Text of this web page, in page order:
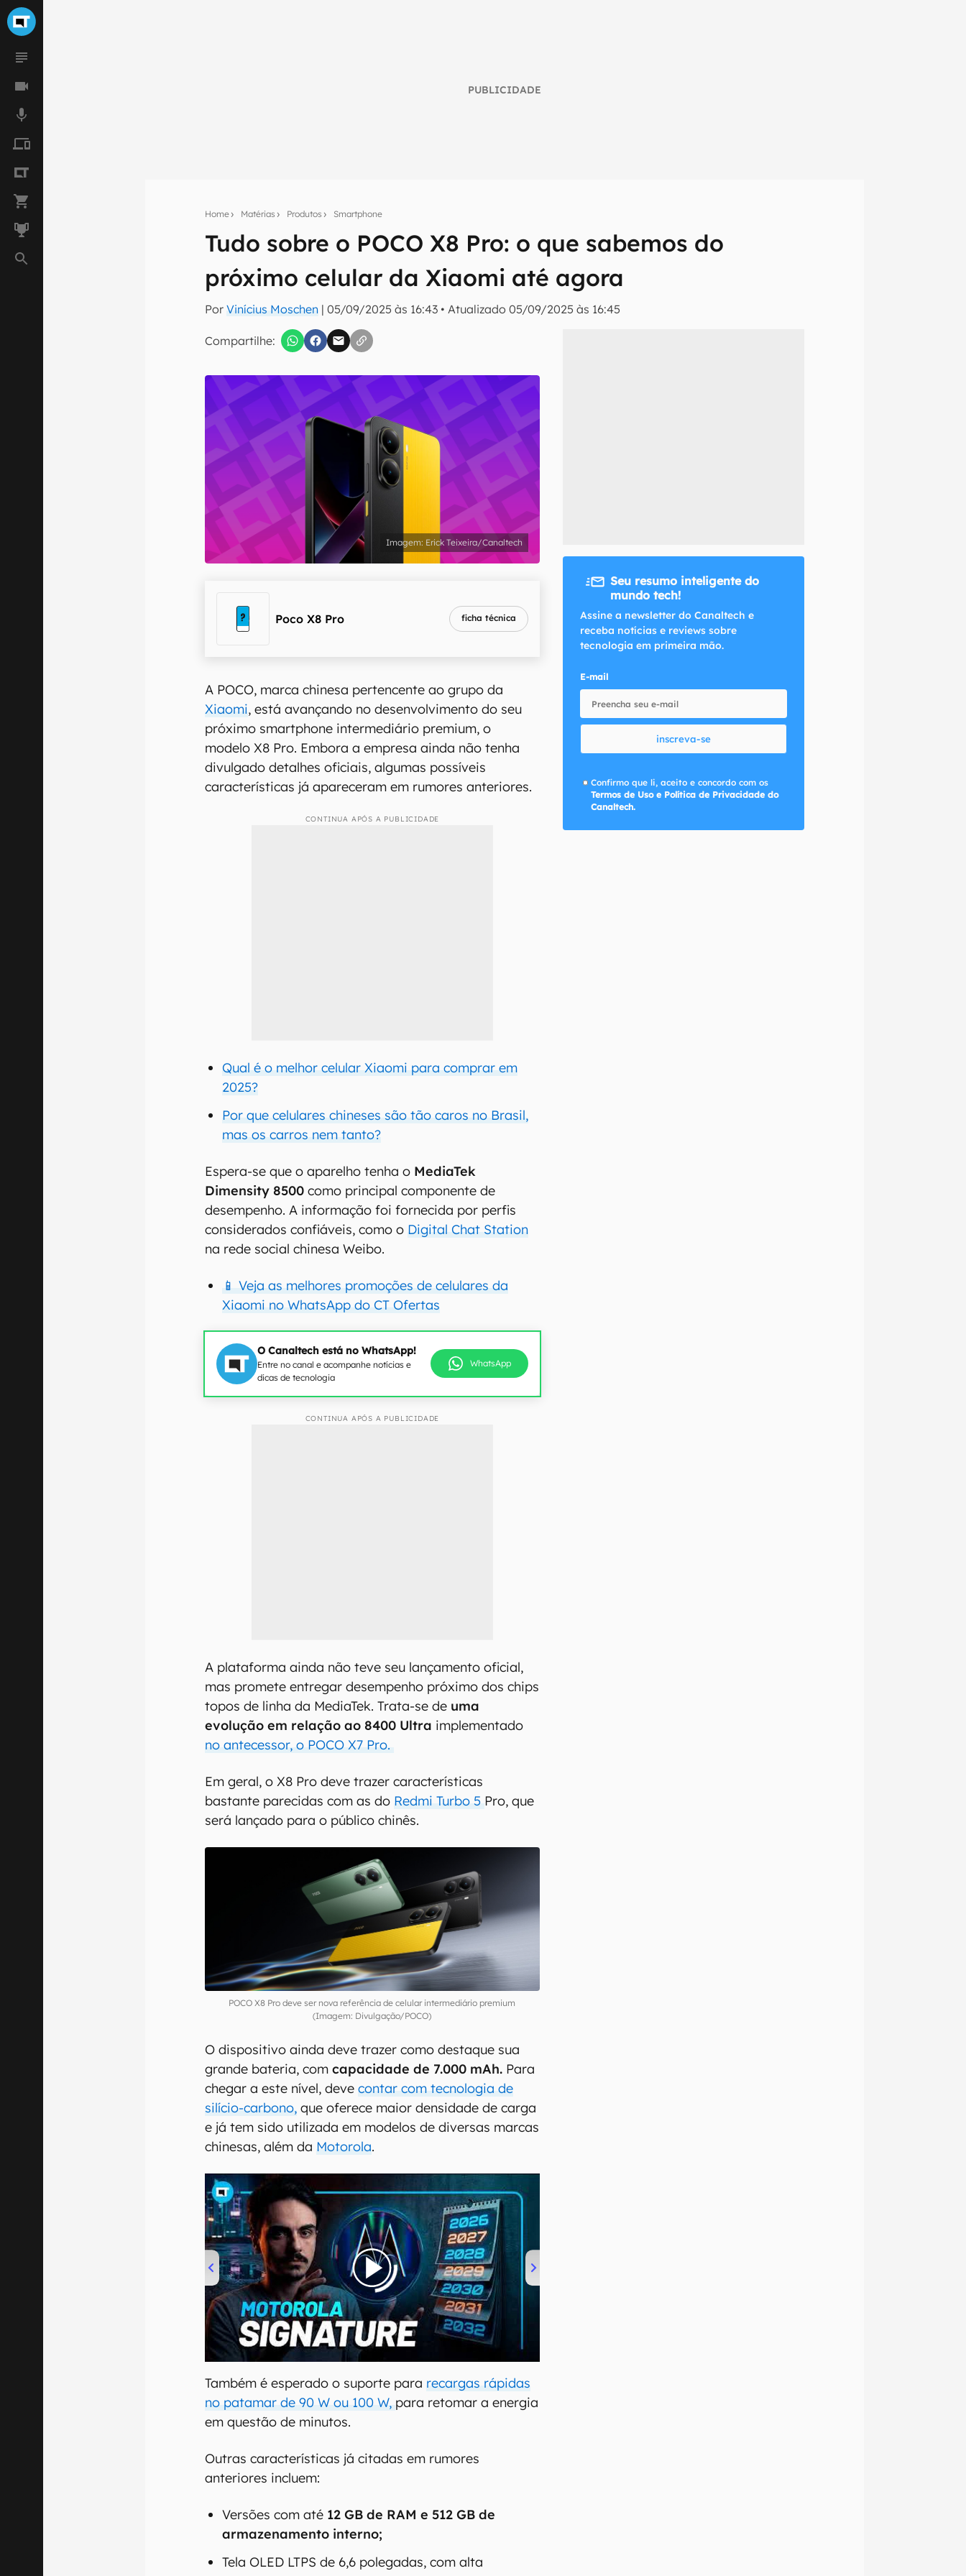
PUBLICIDADE
Home Matérias Produtos Smartphone
Tudo sobre o POCO X8 Pro: o que sabemos do
próximo celular da Xiaomi até agora
PorVinícius Moschen |05/09/2025 às 16:43 •Atualizado05/09/2025 às 16:45
Compartilhe:
Assine a newsletter do Canaltech e receba notícias e reviews sobre tecnologia em primeira
inscreva-se
Confirmo que li, aceito e concordo com os Termos de Uso e Política de Privacidade do Canaltech.
Erick Teixeira/Canaltech
Poco X8 Pro ficha técnica
A POCO, marca chinesa pertencente ao grupo da
Xiaomi, está avançando no desenvolvimento do seu
próximo smartphone intermediário premium, o
modelo X8 Pro. Embora a empresa ainda não tenha
divulgado detalhes oficiais, algumas possíveis
características já apareceram em rumores anteriores.
CONTINUA APÓS A PUBLICIDADE
Qual é o melhor celular Xiaomi para comprar em
2025?
Por que celulares chineses são tão caros no Brasil,
mas os carros nem tanto?
Espera-se que o aparelho tenha o MediaTek
Dimensity 8500 como principal componente de
desempenho. A informação foi fornecida por perfis
considerados confiáveis, como o Digital Chat Station
na rede social chinesa Weibo.
📱 Veja as melhores promoções de celulares da
Xiaomi no WhatsApp do CT Ofertas
O Canaltech está no WhatsApp!
Entre no canal e acompanhe notícias e
dicas de tecnologia
WhatsApp
CONTINUA APÓS A PUBLICIDADE
A plataforma ainda não teve seu lançamento oficial,
mas promete entregar desempenho próximo dos chips
topos de linha da MediaTek. Trata-se de uma
evolução em relação ao 8400 Ultra implementado
no antecessor, o POCO X7 Pro.
Em geral, o X8 Pro deve trazer características
bastante parecidas com as do Redmi Turbo 5 Pro, que
será lançado para o público chinês.
POCO X8 Pro deve ser nova referência de celular intermediário premium
(Imagem: Divulgação/POCO)
O dispositivo ainda deve trazer como destaque sua
grande bateria, comcapacidade de 7.000 mAh. Para
chegar a este nível, devecontar com tecnologia de
silício-carbono, que oferece maior densidade de carga
e já tem sido utilizada em modelos de diversas marcas
chinesas, além da Motorola.
00:00 20:46
Também é esperado o suporte para recargas rápidas
no patamar de 90 W ou 100 W, para retomar a energia
em questão de minutos.
Outras características já citadas em rumores
anteriores incluem:
Versões com até 12 GB de RAM e 512 GB de
armazenamento interno;
Tela OLED LTPS de 6,6 polegadas, com alta
Seu resumo inteligente do
mundo tech!
Assine a newsletter do Canaltech e
receba notícias e reviews sobre
tecnologia em primeira mão.
E-mail
inscreva-se
Confirmo que li, aceito e concordo com os
Termos de Uso e Política de Privacidade do
Canaltech.